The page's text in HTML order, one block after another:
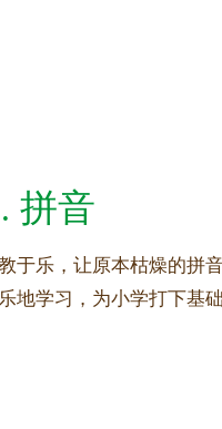
拼音
于乐，让原本枯燥的拼
地学习，为小学打下基